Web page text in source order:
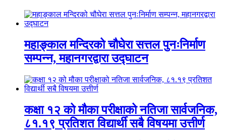
महाङ्काल मन्दिरको चौघेरा सत्तल पुनःनिर्माण
सम्पन्न, महानगरद्वारा उद्घाटन
कक्षा १२ को मौका परीक्षाको नतिजा सार्वजनिक,
८१.१९ प्रतिशत विद्यार्थी सबै विषयमा उत्तीर्ण